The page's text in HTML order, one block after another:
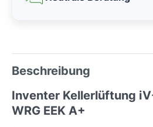
Beschreibung
Inventer Kellerlüftung
WRG EEK A+